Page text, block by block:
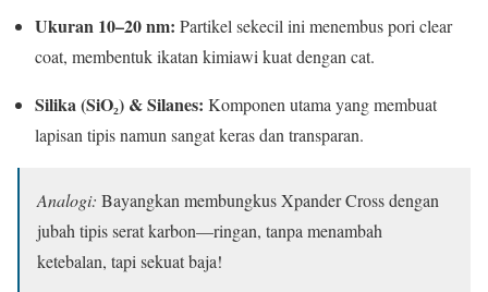
Ukuran 10–20 nm: Partikel sekecil ini menembus pori clear
coat, membentuk ikatan kimiawi kuat dengan cat.
Silika (SiO₂) & Silanes: Komponen utama yang membuat
lapisan tipis namun sangat keras dan transparan.
Analogi: Bayangkan membungkus Xpander Cross dengan
jubah tipis serat karbon—ringan, tanpa menambah
ketebalan, tapi sekuat baja!